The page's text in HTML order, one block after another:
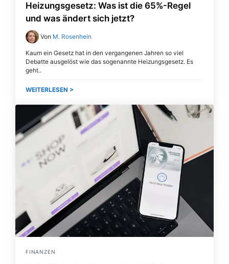
Heizungsgesetz: Was ist die 65%-Regel
und was ändert sich jetzt?
Von M. Rosenhein
Kaum ein Gesetz hat in den vergangenen Jahren so viel
Debatte ausgelöst wie das sogenannte Heizungsgesetz. Es
geht
WEITERLESEN >
FINANZEN